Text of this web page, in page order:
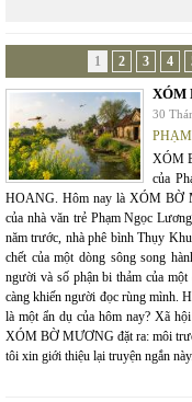
1 2 3 4
XÓM
30
XÓM
của
HOANG. Hôm nay là XÓM BỜ
của nhà văn trẻ Phạm Ngọc
năm trước, nhà phê bình Thụy
chết của một dòng sông song
người và số phận bi thảm của
càng khiến người đọc rùng mình.
là một ẩn dụ của hôm nay? Xã
XÓM BỜ MƯƠNG đặt ra: môi
tôi xin giới thiệu lại truyện ngắn